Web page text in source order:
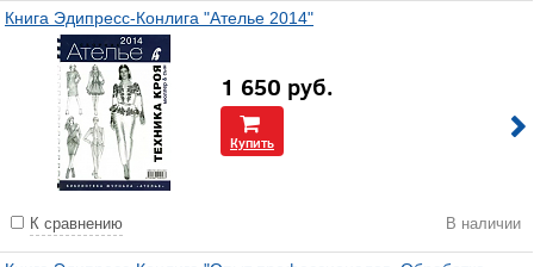
Книга Эдипресс-Конлига "Ателье 2014"
1 650 руб.
Купить
К сравнению В наличии